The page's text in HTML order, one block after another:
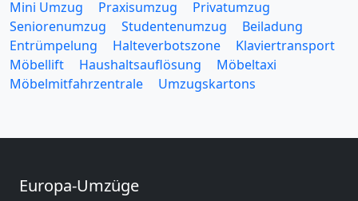
Mini Umzug
Praxisumzug
Privatumzug
Seniorenumzug
Studentenumzug
Beiladung
Entrümpelung
Halteverbotszone
Klaviertransport
Möbellift
Haushaltsauflösung
Möbeltaxi
Möbelmitfahrzentrale
Umzugskartons
Europa-Umzüge